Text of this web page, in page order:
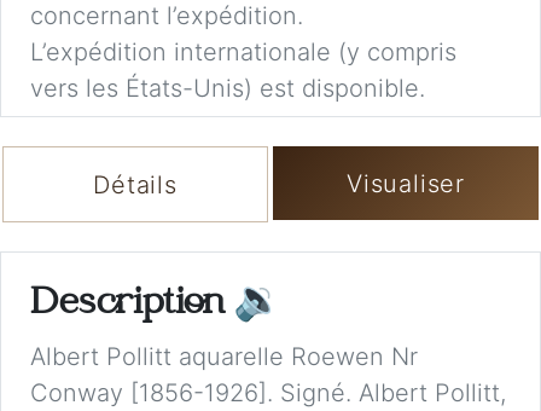
concernant l’expédition.
L’expédition internationale (y compris
vers les États-Unis) est disponible.
Détails Visualiser
Description 🔉
Albert Pollitt aquarelle Roewen Nr
Conway [1856-1926]. Signé. Albert Pollitt,